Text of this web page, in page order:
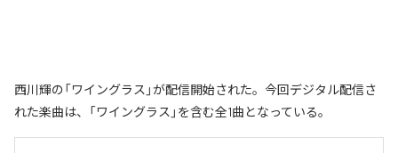
西川輝の「ワイングラス」が配信開始された。今回デジタル配信さ
れた楽曲は、「ワイングラス」を含む全1曲となっている。